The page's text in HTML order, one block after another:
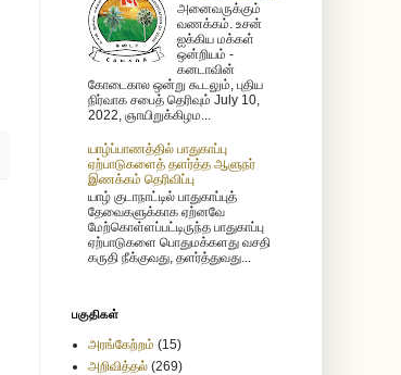
அனைவருக்கும்
வணக்கம். உசன்
ஐக்கிய மக்கள்
ஒன்றியம் -
கனடாவின்
கோடைகால ஒன்று கூடலும், புதிய
நிர்வாக சபைத் தெரிவும் July 10,
2022, ஞாயிறுக்கிழம...
யாழ்ப்பாணத்தில் பாதுகாப்பு
ஏற்பாடுகளைத் தளர்த்த ஆளுநர்
இணக்கம் தெரிவிப்பு
யாழ் குடாநாட்டில் பாதுகாப்புத்
தேவைகளுக்காக ஏற்னவே
மேற்கொள்ளப்பட்டிருந்த பாதுகாப்பு
ஏற்பாடுகளை பொதுமக்களது வசதி
கருதி நீக்குவது, தளர்த்துவது...
பகுதிகள்
அரங்கேற்றம் (15)
அறிவித்தல் (269)